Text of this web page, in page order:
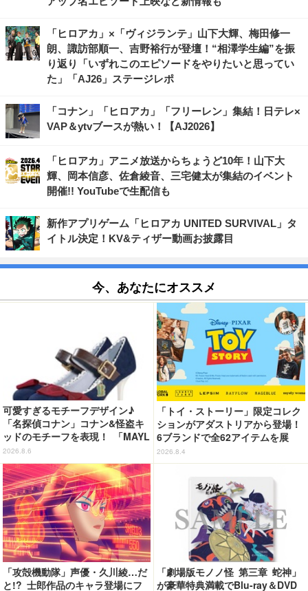
「ヒロアカ」×「ヴィジランテ」山下大輝、梅田修一
朗、諏訪部順一、吉野裕行が登壇！“相澤学生編”を振
り返り「いずれこのエピソードをやりたいと思ってい
た」「AJ26」ステージレポ
「コナン」「ヒロアカ」「フリーレン」集結！日テレ×
VAP＆ytvブースが熱い！【AJ2026】
「ヒロアカ」アニメ放送からちょうど10年！山下大
輝、岡本信彦、佐倉綾音、三宅健太が集結のイベント
開催!! YouTubeで生配信も
新作アプリゲーム「ヒロアカ UNITED SURVIVAL」タ
イトル決定！KV&ティザー動画お披露目
今、あなたにオススメ
可愛すぎるモチーフデザイン♪
「名探偵コナン」コナン&怪盗キ
ッドのモチーフを表現！ 「MAYL
A」パンプスがセール実施中【3
0％オフセール】
2026.8.6
「トイ・ストーリー」限定コレク
ションがアダストリアから登場！
6ブランドで全62アイテムを展
開 店舗で購入するとオリジナル
マグネットをプレゼント☆
2026.8.4
「攻殻機動隊」声優・久川綾…だ
と!? 士郎作品のキャラ登場にフ
「劇場版モノノ怪 第三章 蛇神」
が豪華特典満載でBlu-ray＆DVD